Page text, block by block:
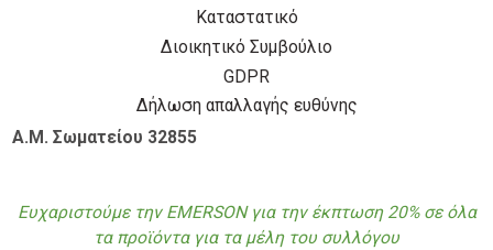
Καταστατικό
Διοικητικό Συμβούλιο
GDPR
Δήλωση απαλλαγής ευθύνης
Α.Μ. Σωματείου 32855
Ευχαριστούμε την EMERSON για την έκπτωση 20% σε όλα
τα προϊόντα για τα μέλη του συλλόγου